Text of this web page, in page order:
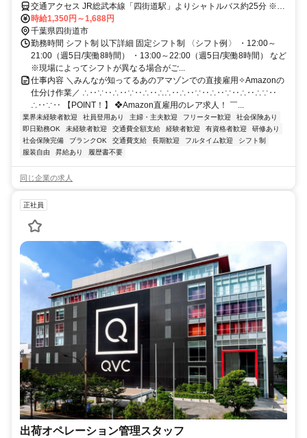
交通アクセス JR総武本線「四街道駅」よりシャトルバス約25分 ※シ
ャトルバス運行あり ※自転車通勤可 ※車、バイク通勤可(申請が必要)
時給1,350円～1,688円
千葉県四街道市
勤務時間 シフト制 以下詳細 固定シフト制 〈シフト例〉 ・12:00～
21:00（週5日/実働8時間） ・13:00～22:00（週5日/実働8時間） など
※現場によってシフトが異なる場合がご...
仕事内容 ＼みんなが知ってるあのアマゾンでの直接雇用✧Amazonの
仕分け作業／ ∴‥∵‥∴‥∵‥∴‥∴∴‥∴‥∵‥∴‥∵‥∴‥∴∵‥
∴‥∵‥ 【POINT！】 ❖Amazon直雇用のレア求人！ ￣...
業界未経験者歓迎 社員登用あり 主婦・主夫歓迎 フリーター歓迎
社会保険あり
即日勤務OK
未経験者歓迎 交通費全額支給 経験者歓迎 有資格者歓迎
研修あり
社会保険完備
ブランクOK 交通費支給 長期歓迎 フルタイム歓迎
シフト制
服装自由
昇給あり 履歴書不要
同じ企業の求人
正社員
出荷オペレーション管理スタッフ